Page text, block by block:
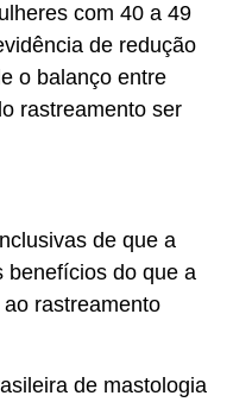
com 40 a 49
de redução
o balanço entre
rastreamento ser
de que a
benefícios do que a
rastreamento
de mastologia